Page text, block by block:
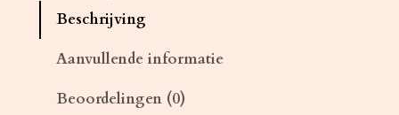
Beschrijving
Aanvullende informatie
Beoordelingen (0)